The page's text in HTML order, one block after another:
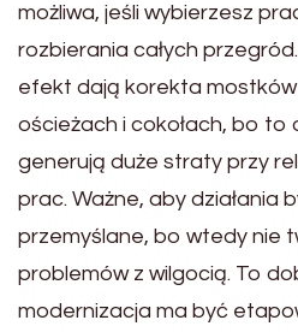
możliwa, jeśli wybierzesz
rozbierania całych
efekt dają korekta
ościeżach i cokołach, bo to
generują duże straty przy
prac. Ważne, aby działania
przemyślane, bo wtedy nie
problemów z wilgocią. To
modernizacja ma być